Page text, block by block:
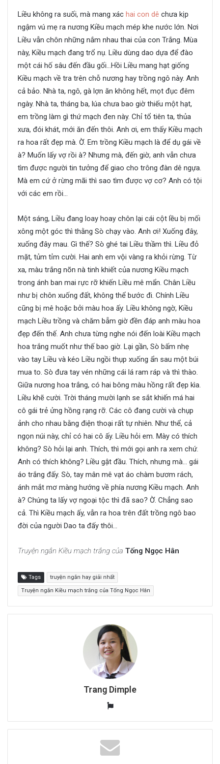
Liều không ra suối, mà mang xác hai con dê chưa kịp
ngậm vú mẹ ra nương Kiều mạch mép khe nước lớn. Nơi
Liều vẫn chôn những nắm nhau thai của con Trắng. Mùa
này, Kiều mạch đang trổ nụ. Liều dùng dao dựa để đào
một cái hố sâu đến đầu gối…Hồi Liều mang hạt giống
Kiều mạch về tra trên chỗ nương hay trồng ngô này. Anh
cả bảo. Nhà ta, ngô, gà lợn ăn không hết, mọt đục đêm
ngày. Nhà ta, tháng ba, lúa chưa bao giờ thiếu một hạt,
em trồng làm gì thứ mạch đen này. Chỉ tổ tiên ta, thủa
xưa, đói khát, mới ăn đến thôi. Anh ơi, em thấy Kiều mạch
ra hoa rất đẹp mà. Ờ. Em trồng Kiều mạch là để dụ gái về
à? Muốn lấy vợ rồi à? Nhưng mà, đến giờ, anh vẫn chưa
tìm được người tin tưởng để giao cho trông đàn dê ngựa.
Mà em cứ ở rừng mãi thì sao tìm được vợ cơ? Anh có tội
với các em rồi…
Một sáng, Liều đang loay hoay chôn lại cái cột lều bị mối
xông một góc thì thằng Sò chạy vào. Anh ơi! Xuống đây,
xuống đây mau. Gì thế? Sò ghé tai Liều thầm thì. Liều đỏ
mặt, tủm tỉm cười. Hai anh em vội vàng ra khỏi rừng. Từ
xa, màu trắng nõn nà tinh khiết của nương Kiều mạch
trong ánh ban mai rực rỡ khiến Liều mê mẩn. Chân Liều
như bị chôn xuống đất, không thể bước đi. Chính Liều
cũng bị mê hoặc bởi màu hoa ấy. Liều không ngờ, Kiều
mạch Liều trồng và chăm bẵm giờ đền đáp anh màu hoa
đẹp đến thế. Anh chưa từng nghe nói đến loài Kiều mạch
hoa trắng muốt như thế bao giờ. Lại gần, Sò bấm nhẹ
vào tay Liều và kéo Liều ngồi thụp xuống ẩn sau một búi
mua to. Sò đưa tay vén những cái lá ram ráp và thì thào.
Giữa nương hoa trắng, có hai bông màu hồng rất đẹp kìa.
Liều khẽ cười. Trời tháng mười lạnh se sắt khiến má hai
cô gái trẻ ửng hồng rạng rỡ. Các cô đang cười và chụp
ảnh cho nhau bằng điện thoại rất tự nhiên. Như thể, cả
ngọn núi này, chỉ có hai cô ấy. Liều hỏi em. Mày có thích
không? Sò hỏi lại anh. Thích, thì mới gọi anh ra xem chứ.
Anh có thích không? Liều gật đầu. Thích, nhưng mà… gái
áo trắng đấy. Sò, tay mân mê vạt áo chàm bươm rách,
ánh mắt mơ màng hướng về phía nương Kiều mạch. Anh
à? Chúng ta lấy vợ ngoại tộc thì đã sao? Ờ. Chẳng sao
cả. Thì Kiều mạch ấy, vẫn ra hoa trên đất trồng ngô bao
đời của người Dao ta đấy thôi…
Truyện ngắn Kiều mạch trắng của Tống Ngọc Hân
Tags truyện ngắn hay giải nhất
Truyện ngắn Kiều mạch trắng của Tống Ngọc Hân
Trang Dimple
W
b
s
i